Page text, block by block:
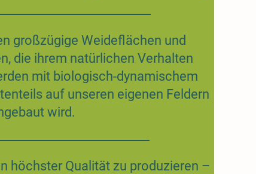
großzügige Weideflächen und
die ihrem natürlichen Verhalten
mit biologisch-dynamischem
auf unseren eigenen Feldern
wird.
höchster Qualität zu produzieren –